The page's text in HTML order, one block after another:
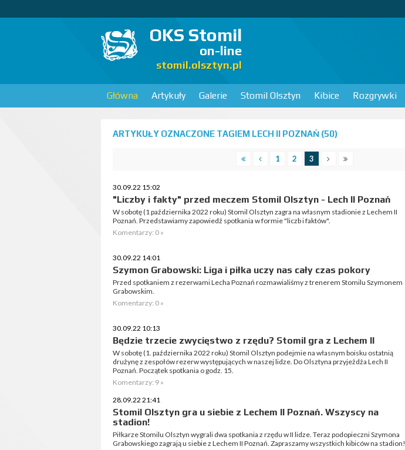
OKS Stomil
on-line
stomil.olsztyn.pl
Główna Artykuły Galerie Stomil Olsztyn Kibice Rozgrywki
ARTYKUŁY OZNACZONE TAGIEM LECH II POZNAŃ (50)
1 2 3
30.09.22 15:02
"Liczby i fakty" przed meczem Stomil Olsztyn - Lech II Poznań
W sobotę (1 października 2022 roku) Stomil Olsztyn zagra na własnym stadionie z Lechem II
Poznań. Przedstawiamy zapowiedź spotkania w formie "liczb i faktów".
Komentarzy: 0 »
30.09.22 14:01
Szymon Grabowski: Liga i piłka uczy nas cały czas pokory
Przed spotkaniem z rezerwami Lecha Poznań rozmawialiśmy z trenerem Stomilu Szymonem
Grabowskim.
Komentarzy: 0 »
30.09.22 10:13
Będzie trzecie zwycięstwo z rzędu? Stomil gra z Lechem II
W sobotę (1. października 2022 roku) Stomil Olsztyn podejmie na własnym boisku ostatnią
drużynę z zespołów rezerw występujących w naszej lidze. Do Olsztyna przyjeżdża Lech II
Poznań. Początek spotkania o godz. 15.
Komentarzy: 9 »
28.09.22 21:41
Stomil Olsztyn gra u siebie z Lechem II Poznań. Wszyscy na
stadion!
Piłkarze Stomilu Olsztyn wygrali dwa spotkania z rzędu w II lidze. Teraz podopieczni Szymona
Grabowskiego zagrają u siebie z Lechem II Poznań. Zapraszamy wszystkich kibiców na stadion!